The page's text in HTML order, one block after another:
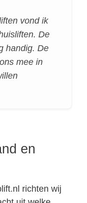
vond ik
De
handig. De
mee in
en
richten wij